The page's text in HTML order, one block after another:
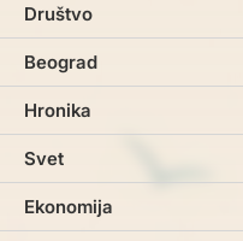
Društvo
Beograd
Hronika
Svet
Ekonomija